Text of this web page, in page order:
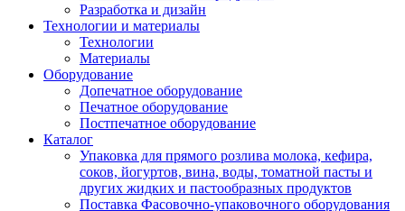
Разработка и дизайн
Технологии и материалы
Технологии
Материалы
Оборудование
Допечатное оборудование
Печатное оборудование
Постпечатное оборудование
Каталог
Упаковка для прямого розлива молока, кефира,
соков, йогуртов, вина, воды, томатной пасты и
других жидких и пастообразных продуктов
Поставка Фасовочно-упаковочного оборудования